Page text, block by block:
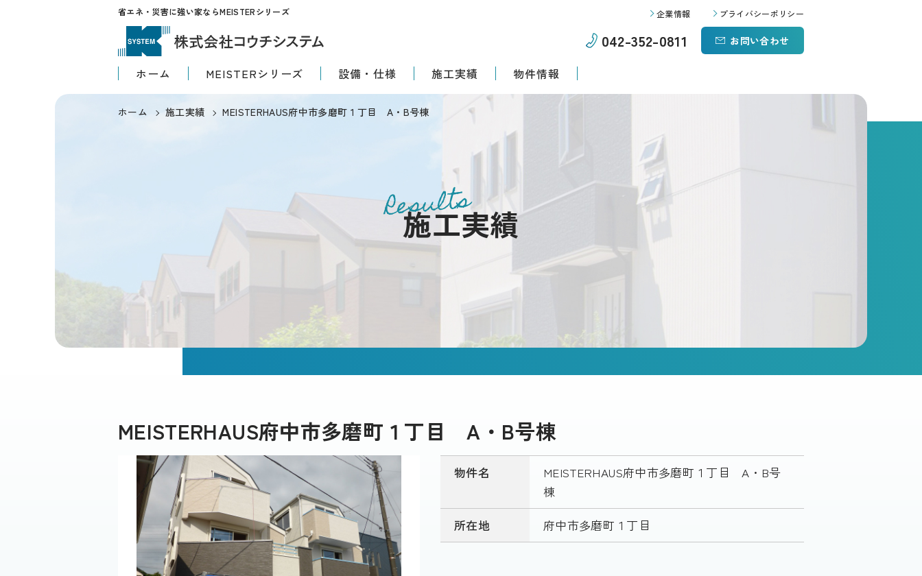
省エネ・災害に強い家ならMEISTERシリーズ 企業情報 プライバシーポリシー
042-352-0811 お問い合わせ
ホーム MEISTERシリーズ 設備・仕様 施工実績 物件情報
ホーム 施工実績 MEISTERHAUS府中市多磨町１丁目 A・B号棟
Results
施工実績
MEISTERHAUS府中市多磨町１丁目 A・B号棟
物件名
MEISTERHAUS府中市多磨町１丁目 A・B号
棟
所在地
府中市多磨町１丁目